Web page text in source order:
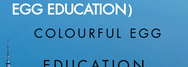
EGG EDUCATION）
COLOURFUL EGG